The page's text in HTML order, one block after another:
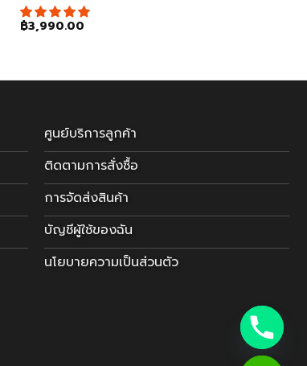
฿3,990.00
ศูนย์บริการลูกค้า
ติดตามการสั่งซื้อ
การจัดส่งสินค้า
บัญชีผู้ใช้ของฉัน
นโยบายความเป็นส่วนตัว